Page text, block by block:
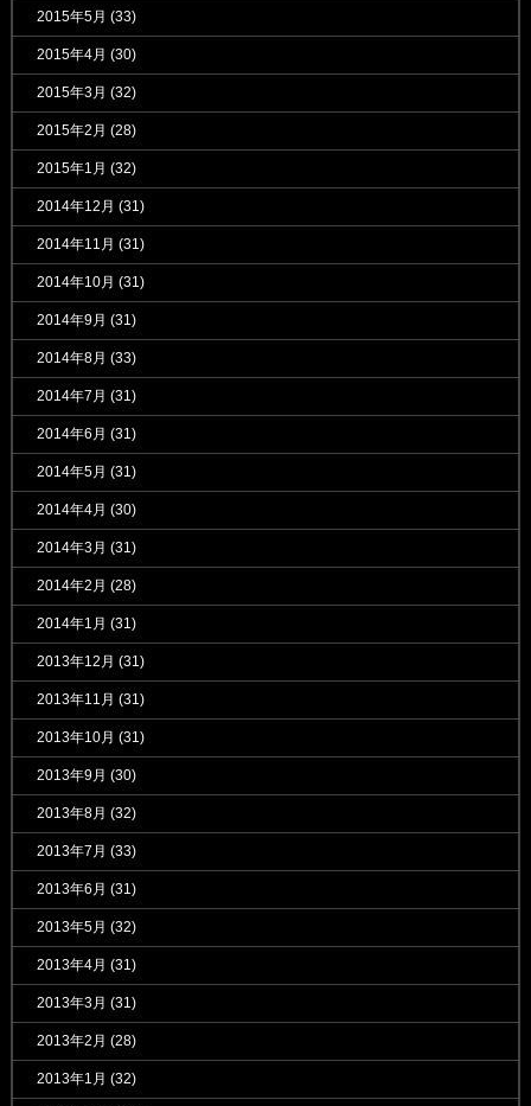
2015年5月 (33)
2015年4月 (30)
2015年3月 (32)
2015年2月 (28)
2015年1月 (32)
2014年12月 (31)
2014年11月 (31)
2014年10月 (31)
2014年9月 (31)
2014年8月 (33)
2014年7月 (31)
2014年6月 (31)
2014年5月 (31)
2014年4月 (30)
2014年3月 (31)
2014年2月 (28)
2014年1月 (31)
2013年12月 (31)
2013年11月 (31)
2013年10月 (31)
2013年9月 (30)
2013年8月 (32)
2013年7月 (33)
2013年6月 (31)
2013年5月 (32)
2013年4月 (31)
2013年3月 (31)
2013年2月 (28)
2013年1月 (32)